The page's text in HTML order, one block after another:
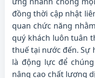
đồng thời cập nhật
quan chức năng
quý khách luôn tuân
thuế tại nước đến. Sự
là động lực để
nâng cao chất lượng